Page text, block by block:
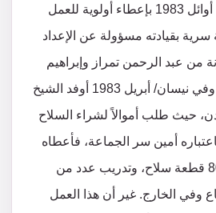
ياسين في أواخر 1982 أوائل 1983 بإعطاء أولوية للعمل
بقيادته مسؤولة عن الإعداد
من عبد الرحمن تمراز وإبراهيم
المقادمة وأحمد الملح. وفي نيسان/ أبريل 1983 أوفد الشيخ
حيث طلب أموالاً لشراء السلاح
أمين سر الجماعة، فأعطاه
دعماً أولياً. وتم شراء 80 قطعة سلاح، وتدريب عدد من
وفي الخارج. غير أن هذا العمل